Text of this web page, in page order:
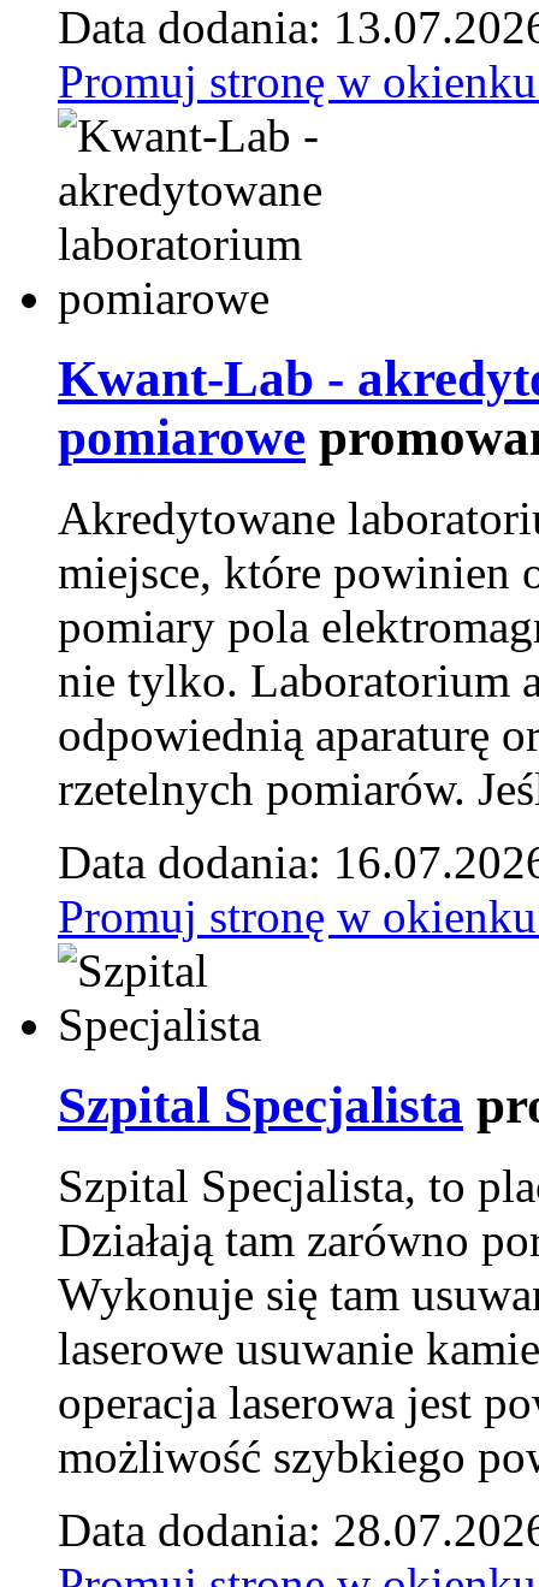
Data dodania:
Promuj stronę w
Kwant-Lab -
pomiarowe
Akredytowane
miejsce, które powinien
pomiary pola
nie tylko. Laboratorium
odpowiednią aparaturę
rzetelnych pomiarów.
Data dodania:
Promuj stronę w
Szpital Specjalista
Szpital Specjalista, to
Działają tam zarówno
Wykonuje się tam
laserowe usuwanie
operacja laserowa jest
możliwość szybkiego
Data dodania: